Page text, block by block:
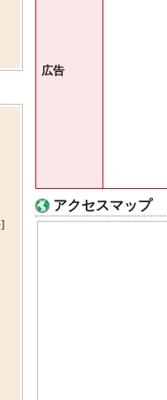
広告
アクセスマップ